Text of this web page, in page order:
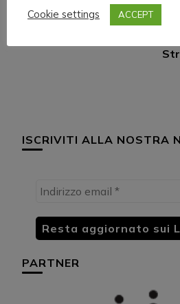
Navigazione
Articolo precedente
H.M.U.L. Sabato 3
ISCRIVITI ALLA NOSTRA
PARTNER
Cookie settings
ACCEPT